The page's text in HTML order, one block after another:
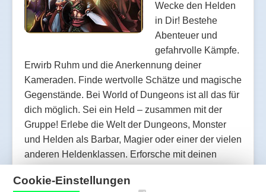
Wecke den Helden
in Dir! Bestehe
Abenteuer und
gefahrvolle Kämpfe.
Erwirb Ruhm und die Anerkennung deiner
Kameraden. Finde wertvolle Schätze und magische
Gegenstände. Bei World of Dungeons ist all das für
dich möglich. Sei ein Held – zusammen mit der
Gruppe! Erlebe die Welt der Dungeons, Monster
und Helden als Barbar, Magier oder einer der vielen
anderen Heldenklassen. Erforsche mit deinen
Gegner und finde mächtige Ausrüstung. Teamplay
Cookie-Einstellungen